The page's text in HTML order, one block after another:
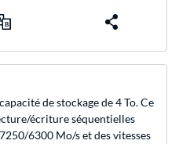
de stockage de 4 To. Ce
écriture séquentielles
6300 Mo/s et des vitesses